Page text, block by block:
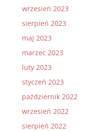
wrzesień 2023
sierpień 2023
maj 2023
marzec 2023
luty 2023
styczeń 2023
październik 2022
wrzesień 2022
sierpień 2022